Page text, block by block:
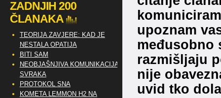
upoznam
međusobno
razmišljaju
nije
uvid tko
ZADNJIH 200
ČLANAKA
TEORIJA ZAVJERE: KAD JE
NESTALA OPATIJA
BITI SAM
NEOBJAŠNJIVA KOMUNIKACIJA
SVRAKA
PROTOKOL SNA
KOMETA LEMMON H2 NA